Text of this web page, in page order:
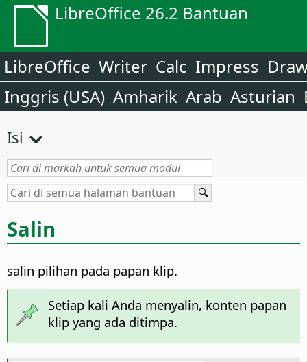
LibreOffice 26.2 Bantuan
LibreOffice Writer Calc Impress
Inggris (USA) Amharik Arab Asturian
Isi
Salin
salin pilihan pada papan klip.
Setiap kali Anda menyalin, konten papan
klip yang ada ditimpa.